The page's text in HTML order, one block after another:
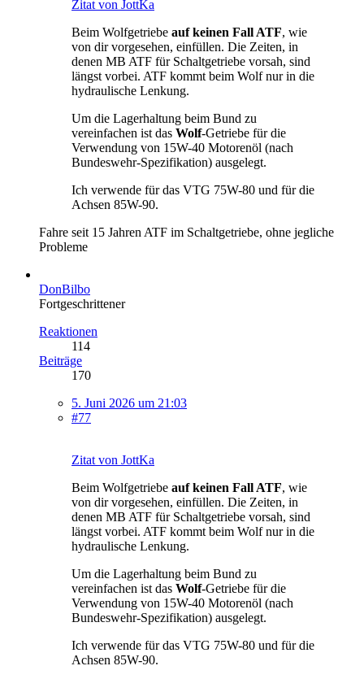
Zitat von JottKa
Beim Wolfgetriebe auf keinen Fall ATF, wie
von dir vorgesehen, einfüllen. Die Zeiten, in
denen MB ATF für Schaltgetriebe vorsah, sind
längst vorbei. ATF kommt beim Wolf nur in die
hydraulische Lenkung.
Um die Lagerhaltung beim Bund zu
vereinfachen ist das Wolf-Getriebe für die
Verwendung von 15W-40 Motorenöl (nach
Bundeswehr-Spezifikation) ausgelegt.
Ich verwende für das VTG 75W-80 und für die
Achsen 85W-90.
Fahre seit 15 Jahren ATF im Schaltgetriebe, ohne jegliche
Probleme
DonBilbo
Fortgeschrittener
Reaktionen
114
Beiträge
170
5. Juni 2026 um 21:03
#77
Zitat von JottKa
Beim Wolfgetriebe auf keinen Fall ATF, wie
von dir vorgesehen, einfüllen. Die Zeiten, in
denen MB ATF für Schaltgetriebe vorsah, sind
längst vorbei. ATF kommt beim Wolf nur in die
hydraulische Lenkung.
Um die Lagerhaltung beim Bund zu
vereinfachen ist das Wolf-Getriebe für die
Verwendung von 15W-40 Motorenöl (nach
Bundeswehr-Spezifikation) ausgelegt.
Ich verwende für das VTG 75W-80 und für die
Achsen 85W-90.